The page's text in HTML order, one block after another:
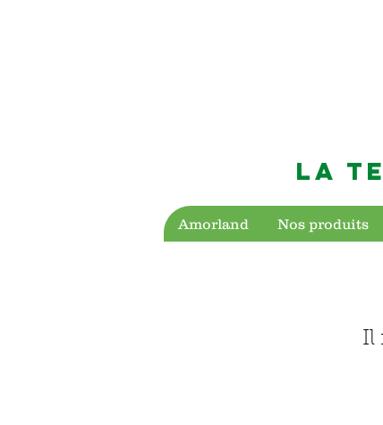
LA
Amorland Nos produits
Il